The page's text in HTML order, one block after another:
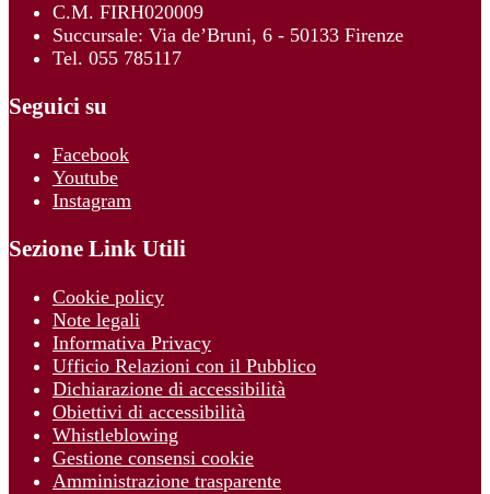
C.M. FIRH020009
Succursale: Via de’Bruni, 6 - 50133 Firenze
Tel. 055 785117
Seguici su
Facebook
Youtube
Instagram
Sezione Link Utili
Cookie policy
Note legali
Informativa Privacy
Ufficio Relazioni con il Pubblico
Dichiarazione di accessibilità
Obiettivi di accessibilità
Whistleblowing
Gestione consensi cookie
Amministrazione trasparente